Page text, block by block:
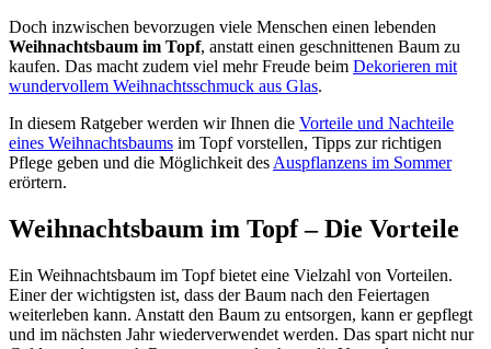
Doch inzwischen bevorzugen viele Menschen einen lebenden
Weihnachtsbaum im Topf, anstatt einen geschnittenen Baum zu
kaufen. Das macht zudem viel mehr Freude beim Dekorieren mit
wundervollem Weihnachtsschmuck aus Glas.
In diesem Ratgeber werden wir Ihnen die Vorteile und Nachteile
eines Weihnachtsbaums im Topf vorstellen, Tipps zur richtigen
Pflege geben und die Möglichkeit des Auspflanzens im Sommer
erörtern.
Weihnachtsbaum im Topf – Die Vorteile
Ein Weihnachtsbaum im Topf bietet eine Vielzahl von Vorteilen.
Einer der wichtigsten ist, dass der Baum nach den Feiertagen
weiterleben kann. Anstatt den Baum zu entsorgen, kann er gepflegt
und im nächsten Jahr wiederverwendet werden. Das spart nicht nur